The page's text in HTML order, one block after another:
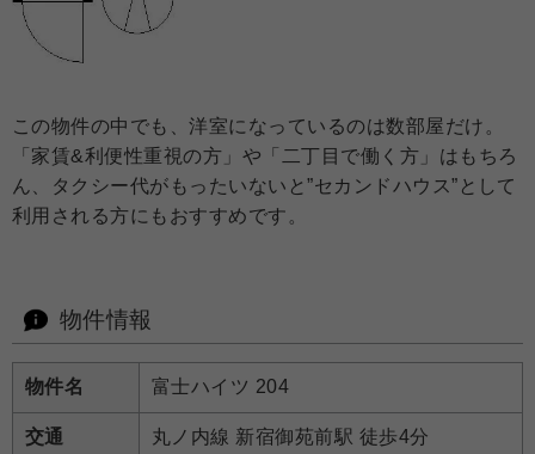
この物件の中でも、洋室になっているのは数部屋だけ。
「家賃&利便性重視の方」や「二丁目で働く方」はもちろ
ん、タクシー代がもったいないと”セカンドハウス”として
利用される方にもおすすめです。
物件情報
物件名 富士ハイツ 204
交通 丸ノ内線 新宿御苑前駅 徒歩4分